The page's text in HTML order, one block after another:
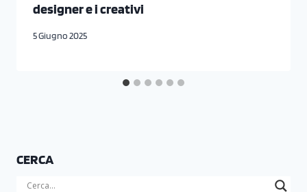
designer e i creativi
5 Giugno 2025
CERCA